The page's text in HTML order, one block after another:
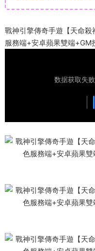
戰神引擎傳奇手遊【天命
服務端+安卓蘋果雙端+GM